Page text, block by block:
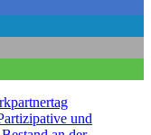
und